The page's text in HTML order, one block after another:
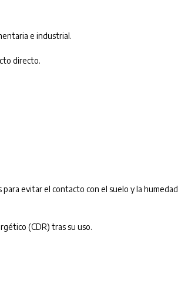
e industrial.
directo.
evitar el contacto con el suelo y la humedad
(CDR) tras su uso.